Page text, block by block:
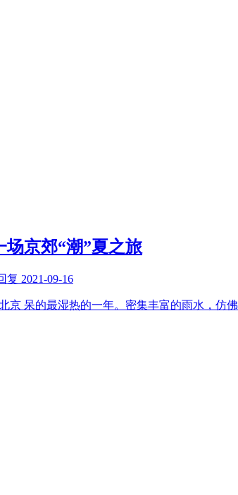
京郊“潮”夏之旅
复 2021-09-16
京 呆的最湿热的一年。密集丰富的雨水，仿佛